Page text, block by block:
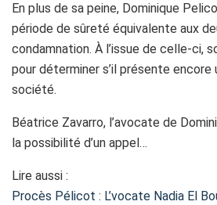
En plus de sa peine, Dominique
période de sûreté équivalente aux
condamnation. À l’issue de celle-ci,
pour déterminer s’il présente encore
société.
Béatrice Zavarro, l’avocate de
la possibilité d’un appel…
Lire aussi :
Procès Pélicot : L’vocate Nadia El